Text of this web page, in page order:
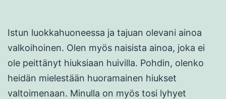
Istun luokkahuoneessa ja tajuan olevani ainoa
valkoihoinen. Olen myös naisista ainoa, joka ei
ole peittänyt hiuksiaan huivilla. Pohdin, olenko
heidän mielestään huoramainen hiukset
valtoimenaan. Minulla on myös tosi lyhyet